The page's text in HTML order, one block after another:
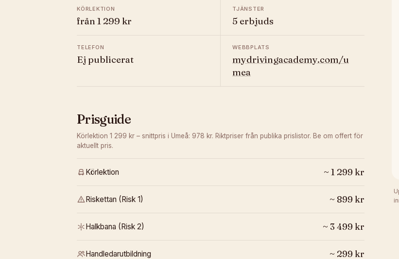
KÖRLEKTION
från 1 299 kr
TJÄNSTER
5 erbjuds
TELEFON
Ej publicerat
WEBBPLATS
mydrivingacademy.com/u
mea
Prisguide
Körlektion 1 299 kr – snittpris i Umeå: 978 kr. Riktpriser från publika prislistor. Be om offert för
aktuellt pris.
Körlektion ~ 1 299 kr
Riskettan (Risk 1) ~ 899 kr
Halkbana (Risk 2) ~ 3 499 kr
Handledarutbildning ~ 299 kr